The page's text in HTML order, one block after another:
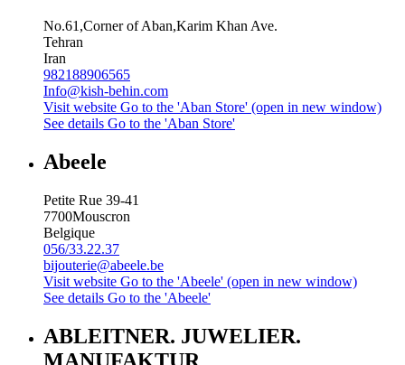
No.61,Corner of Aban,Karim Khan Ave.
Tehran
Iran
982188906565
Info@kish-behin.com
Visit website Go to the 'Aban Store' (open in new window)
See details Go to the 'Aban Store'
Abeele
Petite Rue 39-41
7700Mouscron
Belgique
056/33.22.37
bijouterie@abeele.be
Visit website Go to the 'Abeele' (open in new window)
See details Go to the 'Abeele'
ABLEITNER. JUWELIER.
MANUFAKTUR